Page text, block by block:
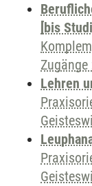
[bis
Lehren